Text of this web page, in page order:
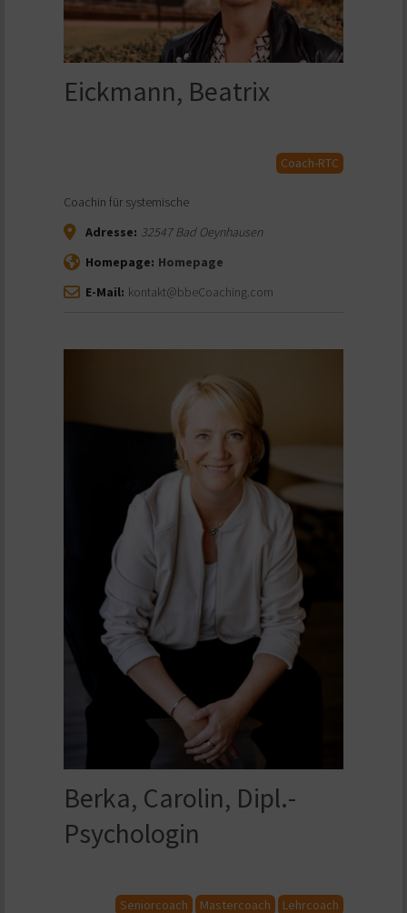
Eickmann, Beatrix
Coach-RTC
Coachin für systemische
Adresse: 32547Bad Oeynhausen
Homepage: Homepage
E-Mail: kontakt@bbeCoaching.com
Berka, Carolin, Dipl.-
Psychologin
Seniorcoach Mastercoach Lehrcoach